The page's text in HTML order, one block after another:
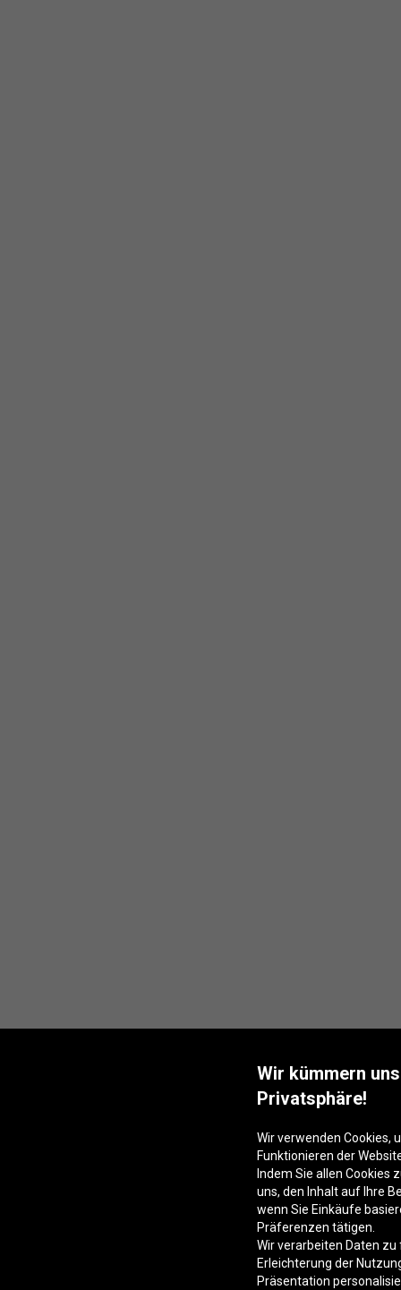
Wir kümmern
Privatsphäre!
Wir verwenden Cookies,
Funktionieren der
Indem Sie allen Cookies
uns, den Inhalt auf Ihre
wenn Sie Einkäufe
Präferenzen tätigen.
Wir verarbeiten Daten
Erleichterung der
Präsentation